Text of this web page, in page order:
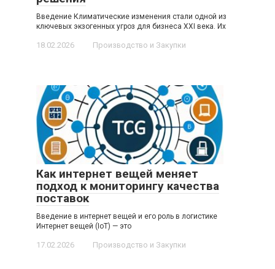
Введение Климатические изменения стали одной из
ключевых экзогенных угроз для бизнеса XXI века. Их
18.02.2026 Производство и Закупки
Как интернет вещей меняет
подход к мониторингу качества
поставок
Введение в интернет вещей и его роль в логистике
Интернет вещей (IoT) — это
17.02.2026 Производство и Закупки